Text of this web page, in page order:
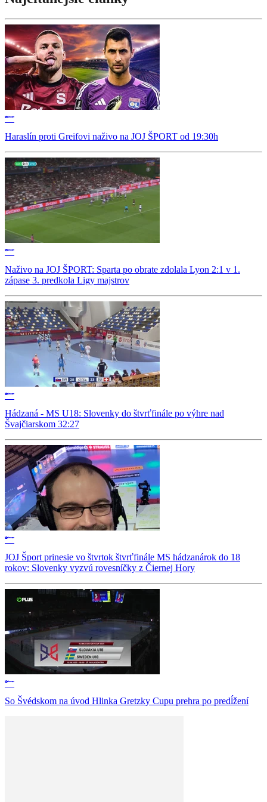
Haraslín proti Greifovi naživo na JOJ ŠPORT od 19:30h
Naživo na JOJ ŠPORT: Sparta po obrate zdolala Lyon 2:1 v 1.
zápase 3. predkola Ligy majstrov
Hádzaná - MS U18: Slovenky do štvrťfinále po výhre nad
Švajčiarskom 32:27
JOJ Šport prinesie vo štvrtok štvrťfinále MS hádzanárok do 18
rokov: Slovenky vyzvú rovesníčky z Čiernej Hory
So Švédskom na úvod Hlinka Gretzky Cupu prehra po predĺžení